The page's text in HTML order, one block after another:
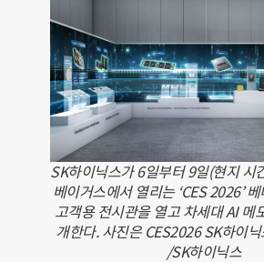
SK하이닉스가 6일부터 9일(현지 시
베이거스에서 열리는 ‘CES 2026’
고객용 전시관을 열고 차세대 AI 메
개한다. 사진은 CES2026 SK하이
/SK하이닉스